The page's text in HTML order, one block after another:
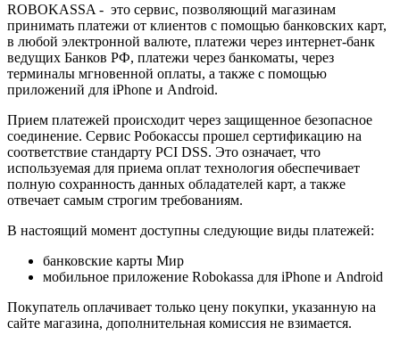
ROBOKASSA - это сервис, позволяющий магазинам
принимать платежи от клиентов с помощью банковских карт,
в любой электронной валюте, платежи через интернет-банк
ведущих Банков РФ, платежи через банкоматы, через
терминалы мгновенной оплаты, а также с помощью
приложений для iPhone и Android.
Прием платежей происходит через защищенное безопасное
соединение. Сервис Робокассы прошел сертификацию на
соответствие стандарту PCI DSS. Это означает, что
используемая для приема оплат технология обеспечивает
полную сохранность данных обладателей карт, а также
отвечает самым строгим требованиям.
В настоящий момент доступны следующие виды платежей:
банковские карты Мир
мобильное приложение Robokassa для iPhone и Android
Покупатель оплачивает только цену покупки, указанную на
сайте магазина, дополнительная комиссия не взимается.